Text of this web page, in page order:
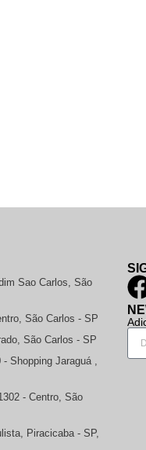
Sao Carlos, São
São Carlos - SP
São Carlos - SP
Shopping Jaraguá ,
- Centro, São
Piracicaba - SP,